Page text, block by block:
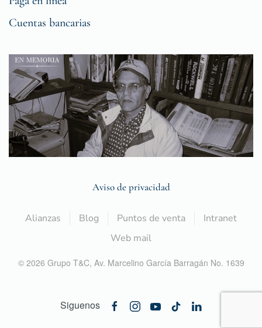
Cuentas bancarias
Aviso de privacidad
Alianzas Blog Puntos de venta
Intranet
Web mail
© 2026 Grupo T&C, Av. Marcelino García Barragán No. 1639
Siguenos